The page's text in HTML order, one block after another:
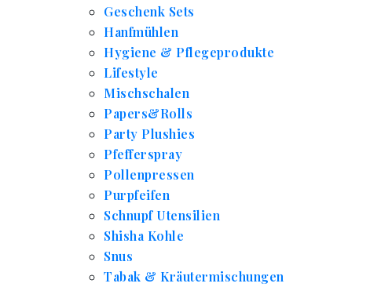
Geschenk Sets
Hanfmühlen
Hygiene & Pflegeprodukte
Lifestyle
Mischschalen
Papers&Rolls
Party Plushies
Pfefferspray
Pollenpressen
Purpfeifen
Schnupf Utensilien
Shisha Kohle
Snus
Tabak & Kräutermischungen